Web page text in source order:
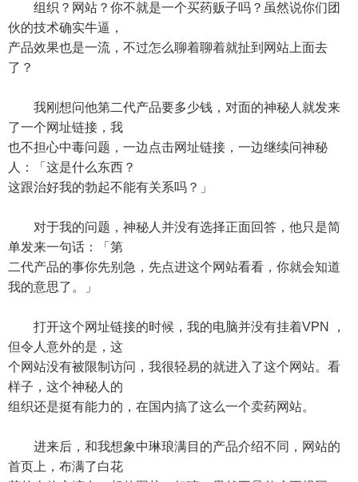
组织？网站？你不就是一个买药贩子吗？虽然说你们团
伙的技术确实牛逼，
产品效果也是一流，不过怎么聊着聊着就扯到网站上面去
了？
我刚想问他第二代产品要多少钱，对面的神秘人就发来
了一个网址链接，我
也不担心中毒问题，一边点击网址链接，一边继续问神秘
人：「这是什么东西？
这跟治好我的勃起不能有关系吗？」
对于我的问题，神秘人并没有选择正面回答，他只是简
单发来一句话：「第
二代产品的事你先别急，先点进这个网站看看，你就会知道
我的意思了。」
打开这个网址链接的时候，我的电脑并没有挂着VPN ，
但令人意外的是，这
个网站没有被限制访问，我很轻易的就进入了这个网站。看
样子，这个神秘人的
组织还是挺有能力的，在国内搞了这么一个卖药网站。
进来后，和我想象中琳琅满目的产品介绍不同，网站的
首页上，布满了白花